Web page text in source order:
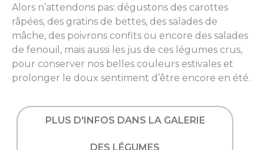
Alors n’attendons pas: dégustons des carottes
râpées, des gratins de bettes, des salades de
mâche, des poivrons confits ou encore des salades
de fenouil, mais aussi les jus de ces légumes crus,
pour conserver nos belles couleurs estivales et
prolonger le doux sentiment d’être encore en été.
PLUS D'INFOS DANS LA GALERIE
DES LÉGUMES